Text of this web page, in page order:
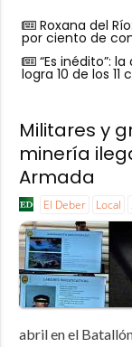
Roxana del
por ciento de
“Es inédito”:
logra 10 de los 11
Militares y
minería
Armada
El Deber Local
abril en el